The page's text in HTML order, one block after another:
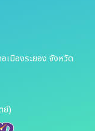
เมืองระยอง จังหวัด
ย์)